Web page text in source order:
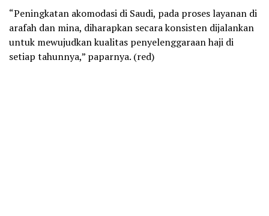
“Peningkatan akomodasi di Saudi, pada proses layanan di
arafah dan mina, diharapkan secara konsisten dijalankan
untuk mewujudkan kualitas penyelenggaraan haji di
setiap tahunnya,” paparnya. (red)